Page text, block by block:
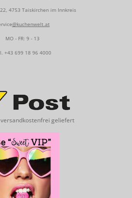
4753 Taiskirchen im Innkreis
@kuchenwelt.at
MO - FR: 9 - 13
+43 699 18 96 4000
versandkostenfrei geliefert